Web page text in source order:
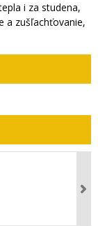
i za studena,
a zušľachťovanie,